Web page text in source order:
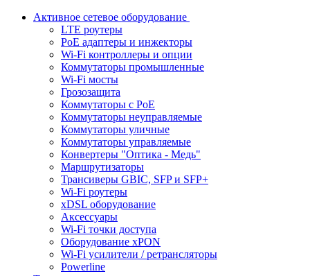
Активное сетевое оборудование
LTE роутеры
PoE адаптеры и инжекторы
Wi-Fi контроллеры и опции
Коммутаторы промышленные
Wi-Fi мосты
Грозозащита
Коммутаторы c PoE
Коммутаторы неуправляемые
Коммутаторы уличные
Коммутаторы управляемые
Конвертеры "Оптика - Медь"
Маршрутизаторы
Трансиверы GBIC, SFP и SFP+
Wi-Fi роутеры
xDSL оборудование
Аксессуары
Wi-Fi точки доступа
Оборудование хPON
Wi-Fi усилители / ретрансляторы
Powerline